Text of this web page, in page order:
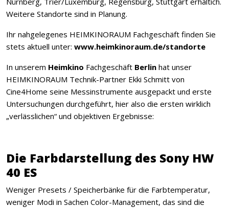
Weitere Standorte sind in Planung.
Ihr nahgelegenes HEIMKINORAUM Fachgeschäft finden Sie
stets aktuell unter: www.heimkinoraum.de/standorte
In unserem Heimkino Fachgeschäft Berlin hat unser
HEIMKINORAUM Technik-Partner Ekki Schmitt von
Cine4Home seine Messinstrumente ausgepackt und erste
Untersuchungen durchgeführt, hier also die ersten wirklich
„verlässlichen“ und objektiven Ergebnisse:
Die Farbdarstellung des Sony HW
40 ES
Weniger Presets / Speicherbänke für die Farbtemperatur,
weniger Modi in Sachen Color-Management, das sind die